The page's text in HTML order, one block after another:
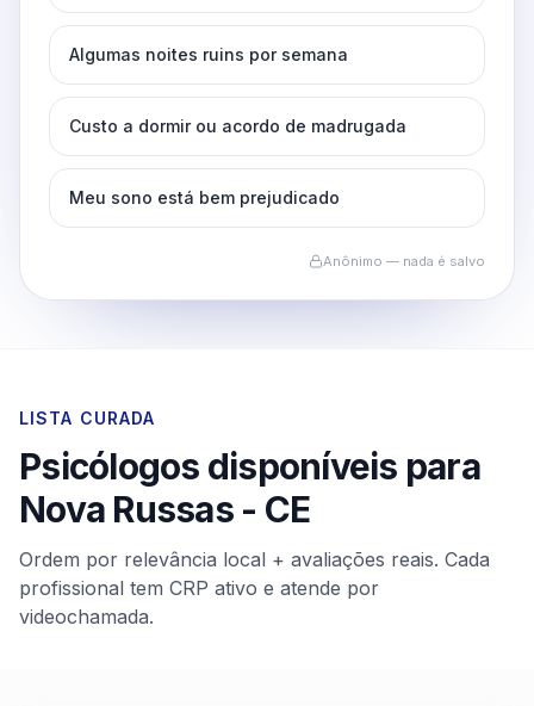
Algumas noites ruins por semana
Custo a dormir ou acordo de madrugada
Meu sono está bem prejudicado
Anônimo — nada é salvo
LISTA CURADA
Psicólogos disponíveis para
Nova Russas- CE
Ordem por relevância local + avaliações reais. Cada
profissional tem CRP ativo e atende por
videochamada.